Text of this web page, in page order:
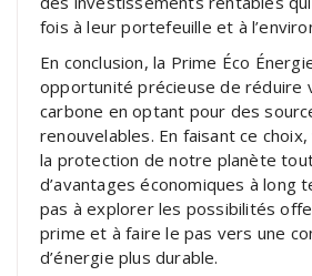
fois à leur portefeuille et à
En conclusion, la Prime Éco
opportunité précieuse de réduire
carbone en optant pour des
renouvelables. En faisant ce
la protection de notre planète
d’avantages économiques à long
pas à explorer les possibilités
prime et à faire le pas vers une
d’énergie plus durable.